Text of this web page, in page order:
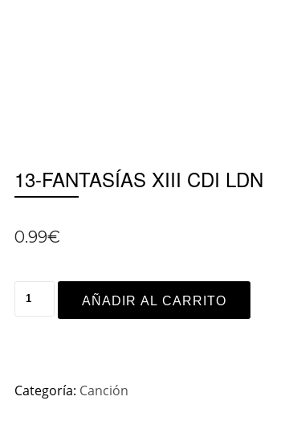
13-FANTASÍAS XIII CDI LDN
0.99€
AÑADIR AL CARRITO
Categoría: Canción